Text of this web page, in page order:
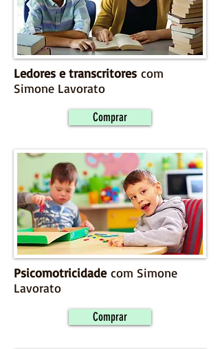
Ledores e transcritores com
Simone Lavorato
Comprar
Psicomotricidade com Simone
Lavorato
Comprar